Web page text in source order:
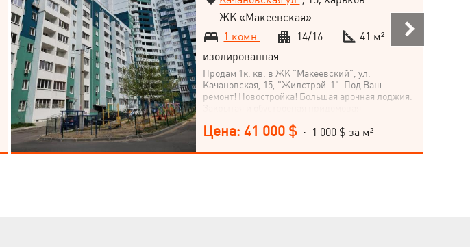
ЖК «Макеевская»
1 комн.
14/16
41 м²
изолированная
Продам 1к. кв. в ЖК "Макеевский", ул.
Качановская, 15, "Жилстрой-1". Под Ваш
ремонт! Новостройка! Большая арочная лоджия.
лицей, все сетевые супермаркеты.
Транспортная развязка во все районы города.
Дом сдан, введен в эксплуатацию и заселен в
Цена: 41 000 $ · 1 000 $ за м²